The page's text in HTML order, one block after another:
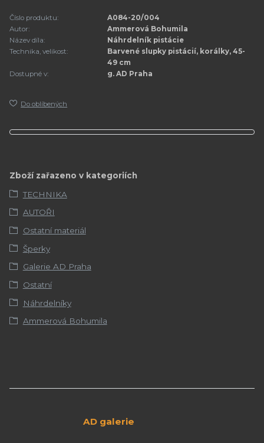
Číslo produktu:
A084-20/004
Autor:
Ammerová Bohumila
Název díla:
Náhrdelník pistácie
Technika, velikost:
Barvené slupky pistácií, korálky, 45-
49 cm
Dostupné v:
g. AD Praha
Do oblíbených
Zboží zařazeno v kategoriích
TECHNIKA
AUTOŘI
Ostatní materiál
Šperky
Galerie AD Praha
Ostatní
Náhrdelníky
Ammerová Bohumila
AD galerie